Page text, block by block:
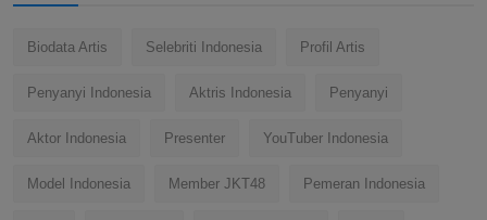
Biodata Artis Selebriti Indonesia Profil Artis
Penyanyi Indonesia Aktris Indonesia Penyanyi
Aktor Indonesia Presenter YouTuber Indonesia
Model Indonesia Member JKT48 Pemeran Indonesia